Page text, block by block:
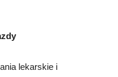
lekarskie i